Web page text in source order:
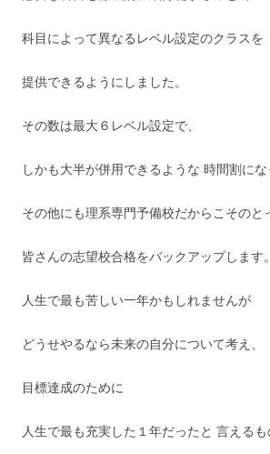
科目によって異なるレベル設定のクラスを
提供できるようにしました。
その数は最大６レベル設定で、
しかも大半が併用できるような 時間割にな
その他にも理系専門予備校だからこそのと
皆さんの志望校合格をバックアップします。
人生で最も苦しい一年かもしれませんが
どうせやるなら未来の自分について考え、
目標達成のために
人生で最も充実した１年だったと 言えるも